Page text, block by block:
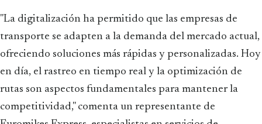
"La digitalización ha permitido que las empresas de
transporte se adapten a la demanda del mercado actual,
ofreciendo soluciones más rápidas y personalizadas. Hoy
en día, el rastreo en tiempo real y la optimización de
rutas son aspectos fundamentales para mantener la
competitividad," comenta un representante de